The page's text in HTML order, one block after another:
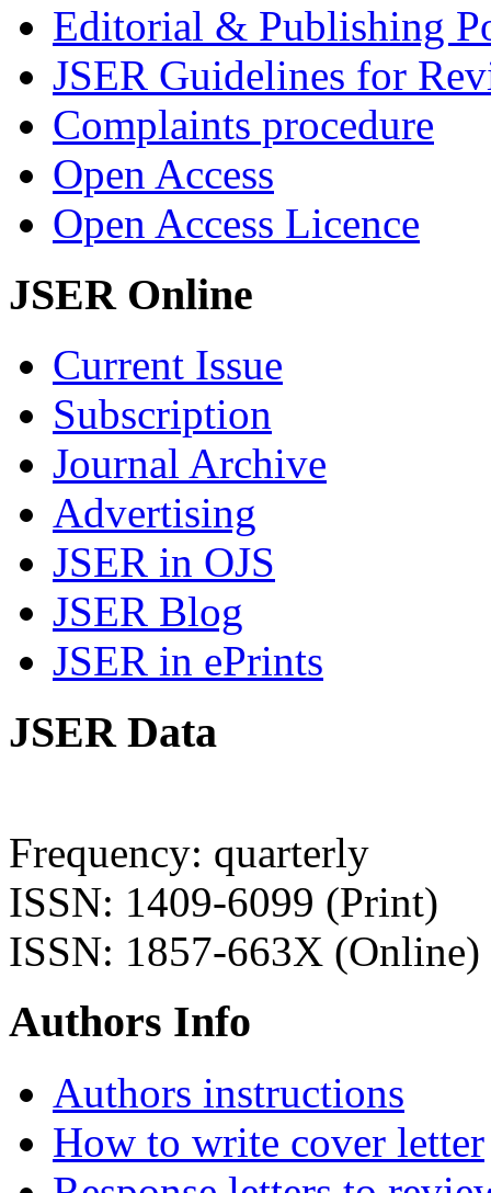
Editorial & Publishing
JSER Guidelines for
Complaints procedure
Open Access
Open Access Licence
JSER Online
Current Issue
Subscription
Journal Archive
Advertising
JSER in OJS
JSER Blog
JSER in ePrints
JSER Data
Frequency: quarterly
ISSN: 1409-6099 (Print)
ISSN: 1857-663X (Online)
Authors Info
Authors instructions
How to write cover letter